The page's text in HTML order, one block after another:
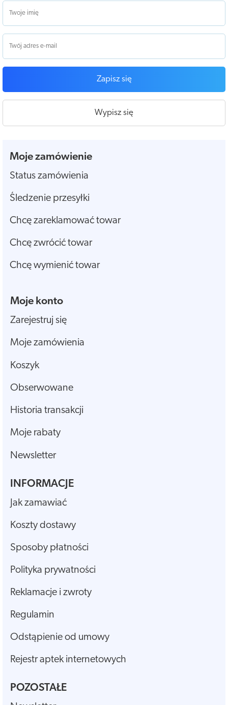
Zapisz się
Wypisz się
Moje zamówienie
Status zamówienia
Śledzenie przesyłki
Chcę zareklamować towar
Chcę zwrócić towar
Chcę wymienić towar
Moje konto
Zarejestruj się
Moje zamówienia
Koszyk
Obserwowane
Historia transakcji
Moje rabaty
Newsletter
INFORMACJE
Jak zamawiać
Koszty dostawy
Sposoby płatności
Polityka prywatności
Reklamacje i zwroty
Regulamin
Odstąpienie od umowy
Rejestr aptek internetowych
POZOSTAŁE